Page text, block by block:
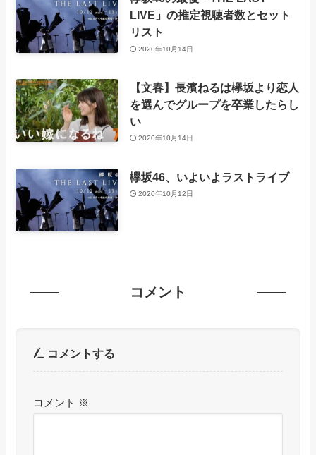
LIVE」の推定視聴者数とセット
リスト
2020年10月14日
【文春】長濱ねるは欅坂より恋人
を選んでグループを卒業したらし
い
2020年10月14日
欅坂46、いよいよラストライブ
2020年10月12日
コメント
コメントする
コメント ※